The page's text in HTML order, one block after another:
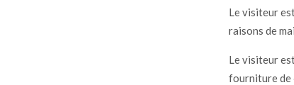
Le visiteur
raisons de
Le visiteur
fourniture de